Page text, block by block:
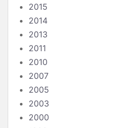
2015
2014
2013
2011
2010
2007
2005
2003
2000